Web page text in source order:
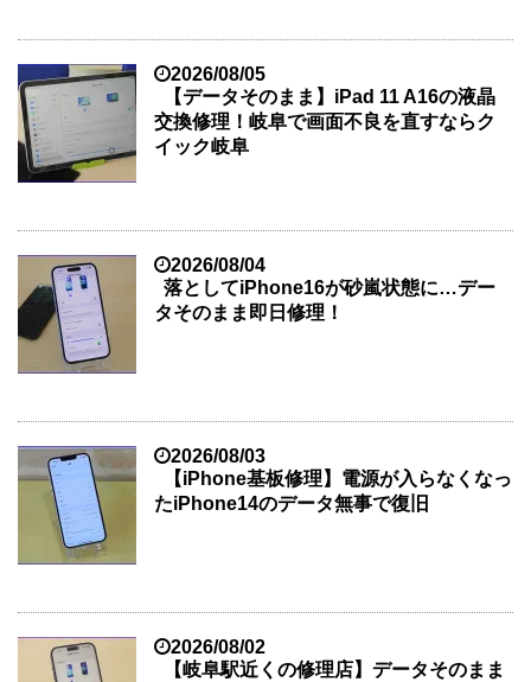
2026/08/05
【データそのまま】iPad 11 A16の液晶
交換修理！岐阜で画面不良を直すならク
イック岐阜
2026/08/04
落としてiPhone16が砂嵐状態に…デー
タそのまま即日修理！
2026/08/03
【iPhone基板修理】電源が入らなくなっ
たiPhone14のデータ無事で復旧
2026/08/02
【岐阜駅近くの修理店】データそのまま